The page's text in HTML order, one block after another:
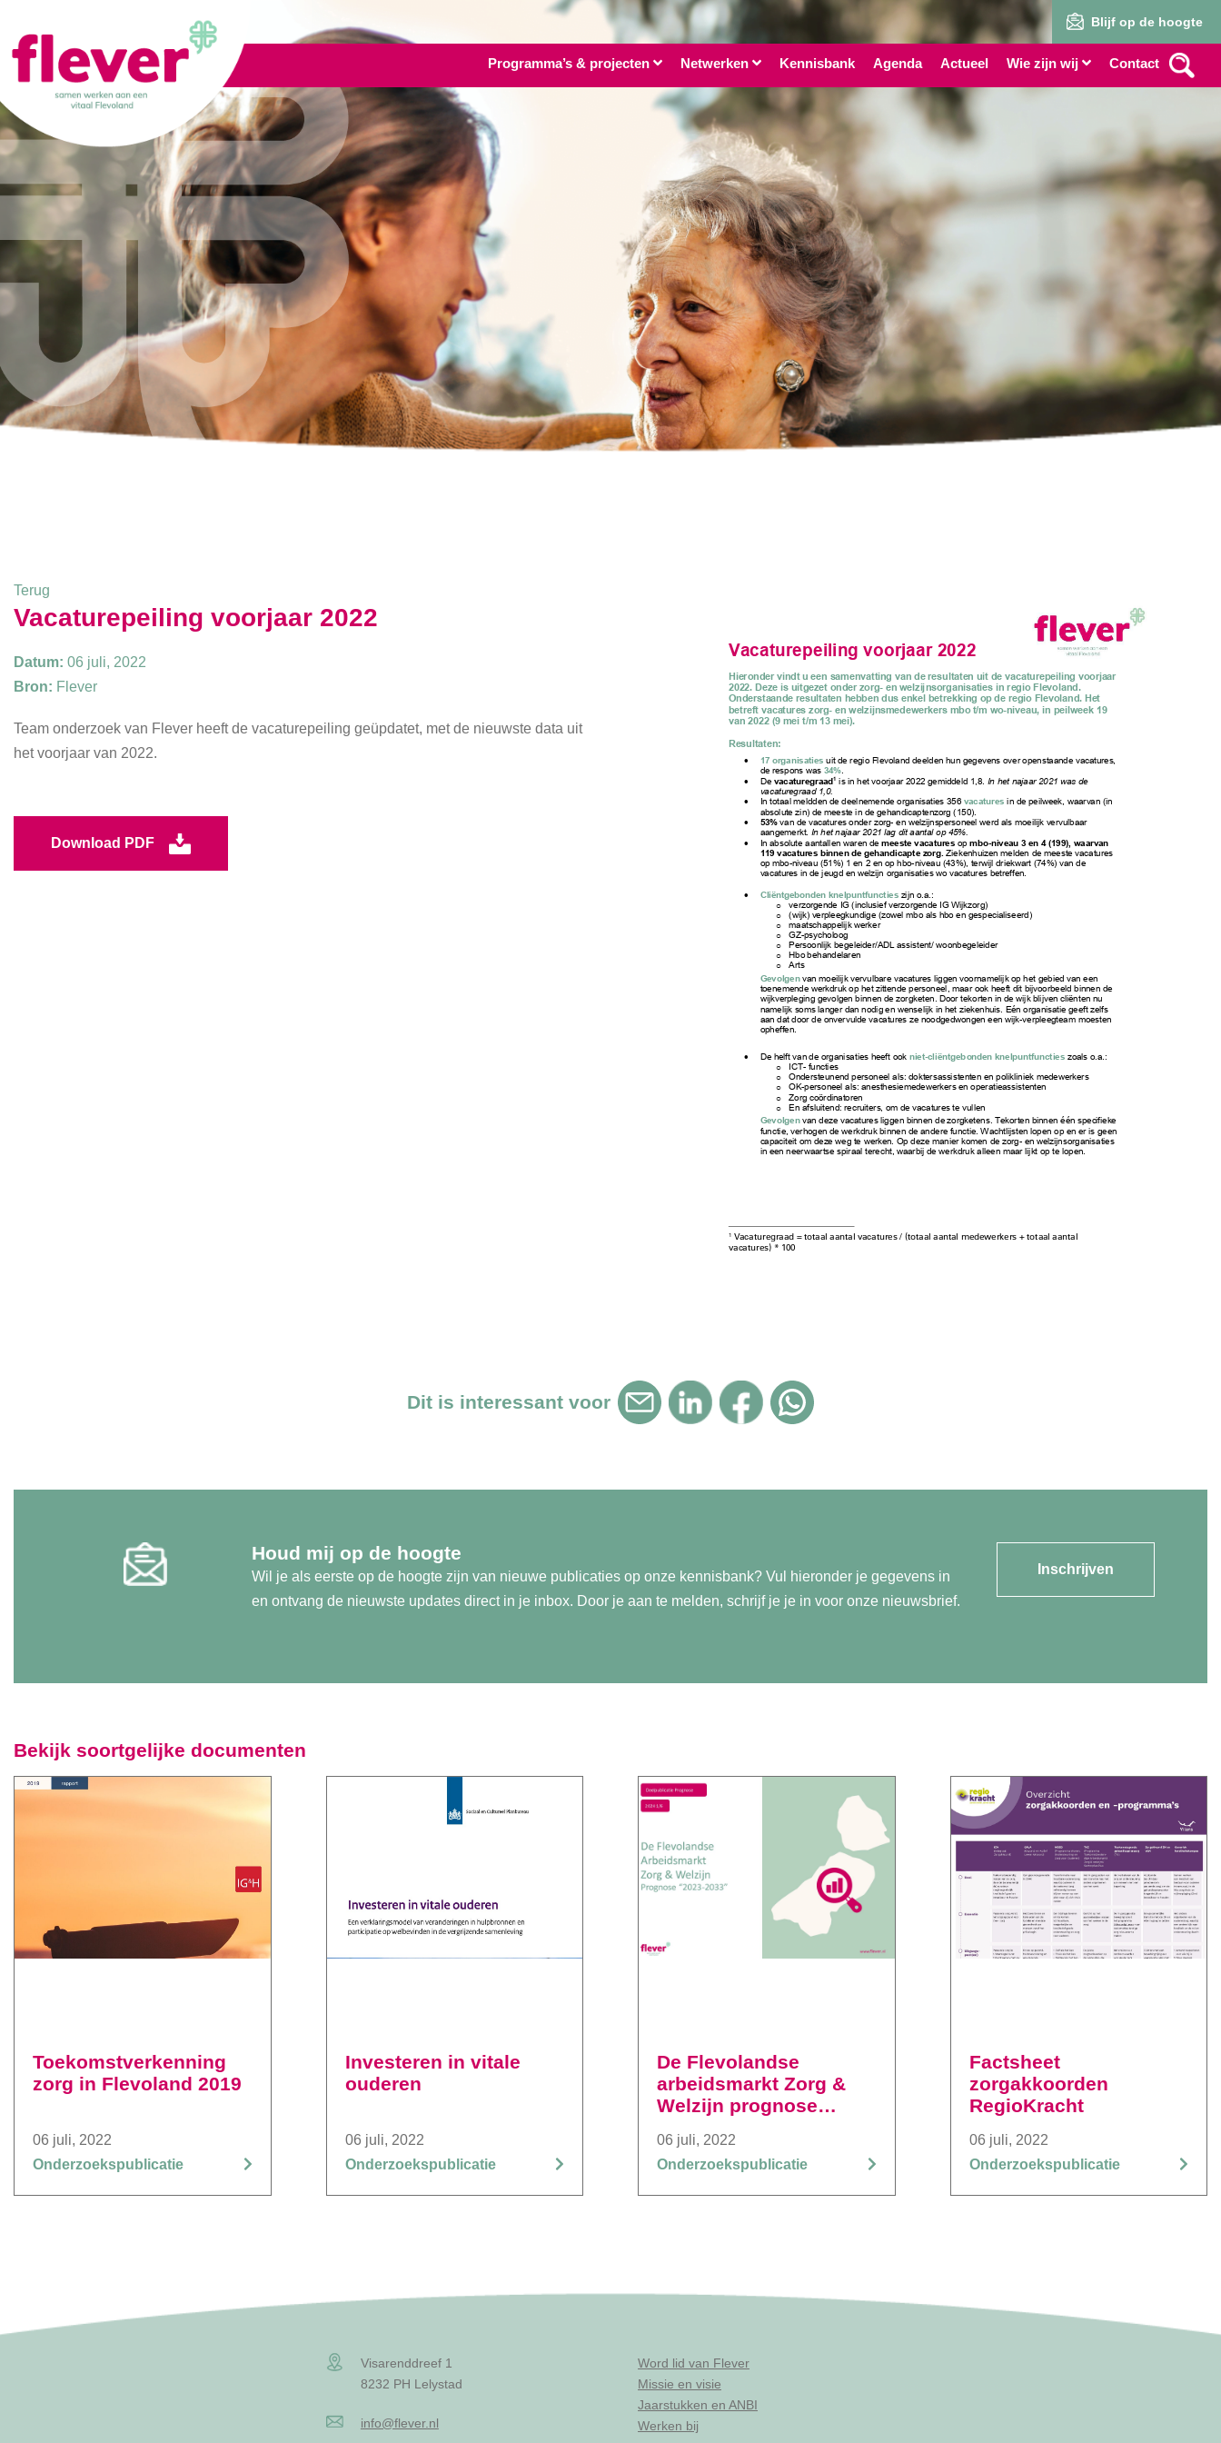
Blijf op de hoogte
Programma’s & projecten Netwerken Kennisbank Agenda Actueel Wie zijn wij Contact
Terug
Vacaturepeiling voorjaar 2022
Datum: 06 juli, 2022
Bron: Flever
Team onderzoek van Flever heeft de vacaturepeiling geüpdatet, met de nieuwste data uit
het voorjaar van 2022.
Download PDF
Dit is interessant voor
Houd mij op de hoogte
Wil je als eerste op de hoogte zijn van nieuwe publicaties op onze kennisbank? Vul hieronder je gegevens in
en ontvang de nieuwste updates direct in je inbox. Door je aan te melden, schrijf je je in voor onze nieuwsbrief.
Inschrijven
Bekijk soortgelijke documenten
Toekomstverkenning
zorg in Flevoland 2019
06 juli, 2022
Onderzoekspublicatie
Investeren in vitale
ouderen
06 juli, 2022
Onderzoekspublicatie
De Flevolandse
arbeidsmarkt Zorg &
Welzijn prognose
06 juli, 2022
Onderzoekspublicatie
Factsheet
zorgakkoorden
RegioKracht
06 juli, 2022
Onderzoekspublicatie
Visarenddreef 1
8232 PH Lelystad
info@flever.nl
Word lid van Flever
Missie en visie
Jaarstukken en ANBI
Werken bij